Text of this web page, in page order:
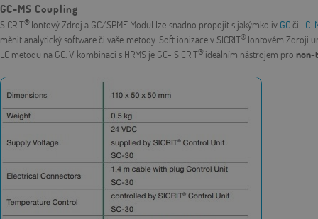
GC-MS Coupling
SICRIT® Iontový Zdroj a GC/SPME Modul lze snadno propojit s jakýmkoliv GCči LC-
měnit analytický software či vaše metody. Soft ionizace v SICRIT® Iontovém Zdroji
LC metodu na GC. V kombinaci s HRMS je GC- SICRIT® ideálním nástrojem pro non-